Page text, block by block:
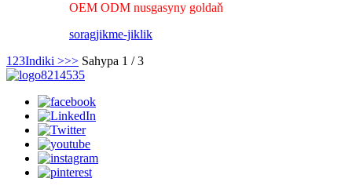
OEM ODM nusgasyny goldaň
soragjikme-jiklik
1 23Indiki >>> Sahypa 1 / 3